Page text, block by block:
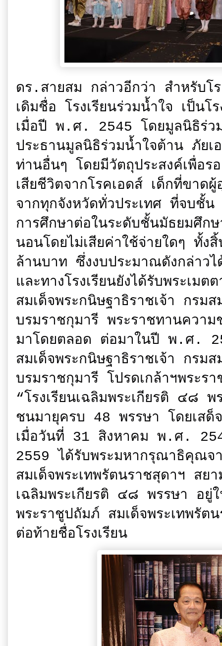
ดร.สายสม กล่าวอีกว่า สำหรับโ
เดิมชื่อ โรงเรียนร่วมน้ำใจ เป็น
เมื่อปี พ.ศ. 2545 โดยมูลนิธิร่ว
ประธานมูลนิธิร่วมน้ำใจต้าน ภัยเ
ท่านอื่นๆ โดยมีวัตถุประสงค์เพื่อร
เสียชีวิตจากโรคเอดส์ เด็กที่ขาดผู้
จากทุกจังหวัดทั่วประเทศ ที่จบชั้
การศึกษาต่อในระดับชั้นมัธยมศึก
นอนโดยไม่เสียค่าใช้จ่ายใดๆ ทั้งสิ้
ล้านบาท ซึ่งงบประมาณดังกล่าวไ
และทางโรงเรียนยังได้รับพระเม
สมเด็จพระกนิษฐาธิราชเจ้า กรม
บรมราชกุมารี พระราชทานความ
มาโดยตลอด ต่อมาในปี พ.ศ.
สมเด็จพระกนิษฐาธิราชเจ้า กรม
บรมราชกุมารี โปรดเกล้าฯพระร
“โรงเรียนเฉลิมพระเกียรติ ๔๘
ชนมายุครบ 48 พรรษา โดยเสด็จ
เมื่อวันที่ 31 สิงหาคม พ.ศ.
2559 ได้รับพระมหากรุณาธิคุณจ
สมเด็จพระเทพรัตนราชสุดาฯ สย
เฉลิมพระเกียรติ ๔๘ พรรษา อยู่
พระราชูปถัมภ์ สมเด็จพระเทพรัต
ต่อท้ายชื่อโรงเรียน